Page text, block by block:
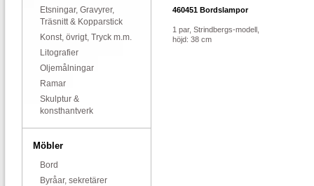
Etsningar, Gravyrer,
Träsnitt & Kopparstick
Konst, övrigt, Tryck m.m.
Litografier
Oljemålningar
Ramar
Skulptur &
konsthantverk
Möbler
Bord
Byråar, sekretärer
460451 Bordslampor
1 par, Strindbergs-modell,
höjd: 38 cm